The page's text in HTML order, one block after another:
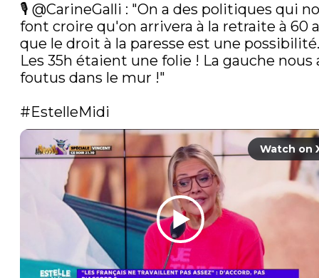
🎙️ @CarineGalli : "On a des politiques qui
font croire qu'on arrivera à la retraite à 60
que le droit à la paresse est une
Les 35h étaient une folie ! La gauche nous
foutus dans le mur !"
#EstelleMidi
Watch on